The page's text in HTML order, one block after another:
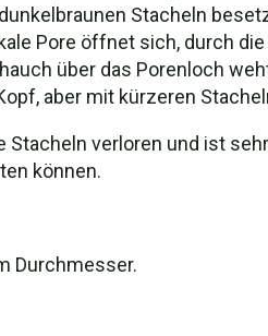
Stacheln
Pore öffnet sich, durch
über das Porenloch
aber mit kürzeren
verloren und ist
können.
Durchmesser.